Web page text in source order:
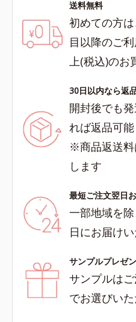
送料無料
初めての方
目以降のご
上(税込)のお
30日以内なら返
開封後でも
れば返品可能
※商品返送料
します
最短ご注文翌日
一部地域を
日にお届け
サンプルプレゼ
サンプルは
でお選びい